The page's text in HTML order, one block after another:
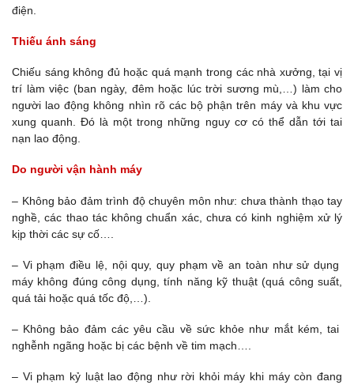
điện.
Thiếu ánh sáng
Chiếu sáng không đủ hoặc quá mạnh trong các nhà xưởng, tại vị
trí làm việc (ban ngày, đêm hoặc lúc trời sương mù,…) làm cho
người lao động không nhìn rõ các bộ phận trên máy và khu vực
xung quanh. Đó là một trong những nguy cơ có thể dẫn tới tai
nạn lao động.
Do người vận hành máy
– Không bảo đảm trình độ chuyên môn như: chưa thành thạo tay
nghề, các thao tác không chuẩn xác, chưa có kinh nghiệm xử lý
kịp thời các sự cố….
– Vi phạm điều lệ, nội quy, quy phạm về an toàn như sử dụng
máy không đúng công dụng, tính năng kỹ thuật (quá công suất,
quá tải hoặc quá tốc độ,…).
– Không bảo đảm các yêu cầu về sức khỏe như mắt kém, tai
nghễnh ngãng hoặc bị các bệnh về tim mạch….
– Vi phạm kỷ luật lao động như rời khỏi máy khi máy còn đang